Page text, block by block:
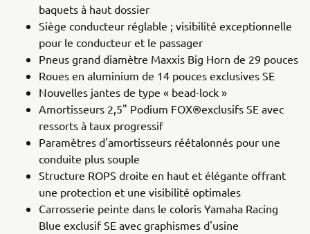
baquets à haut dossier
Siège conducteur réglable ; visibilité exceptionnelle
pour le conducteur et le passager
Pneus grand diamètre Maxxis Big Horn de 29 pouces
Roues en aluminium de 14 pouces exclusives SE
Nouvelles jantes de type « bead-lock »
Amortisseurs 2,5" Podium FOX®exclusifs SE avec
ressorts à taux progressif
Paramètres d'amortisseurs réétalonnés pour une
conduite plus souple
Structure ROPS droite en haut et élégante offrant
une protection et une visibilité optimales
Carrosserie peinte dans le coloris Yamaha Racing
Blue exclusif SE avec graphismes d'usine